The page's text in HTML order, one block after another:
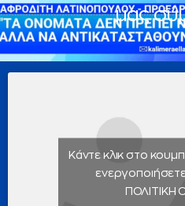
μας
Κάντε κλικ στο
ΠΟΛΙΤΙΚΗ